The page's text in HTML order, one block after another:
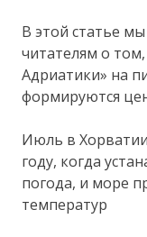
В этой статье
читателям о
Адриатики» на
формируются
Июль в
году, когда
погода, и море
температур